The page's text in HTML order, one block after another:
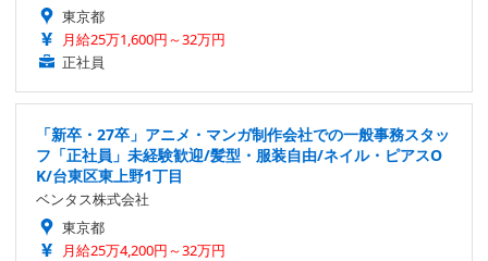
東京都
月給25万1,600円～32万円
正社員
「新卒・27卒」アニメ・マンガ制作会社での一般事務スタッ
フ「正社員」未経験歓迎/髪型・服装自由/ネイル・ピアスO
K/台東区東上野1丁目
ベンタス株式会社
東京都
月給25万4,200円～32万円